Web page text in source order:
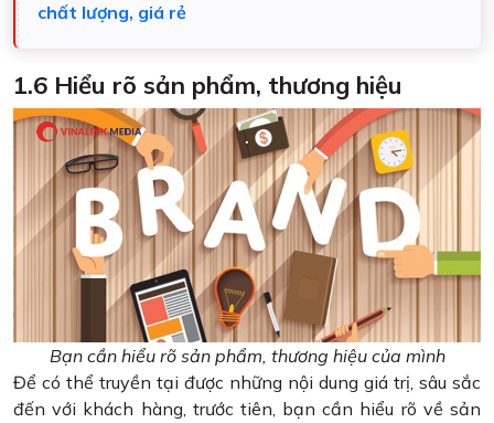
chất lượng, giá rẻ
1.6 Hiểu rõ sản phẩm, thương hiệu
Bạn cần hiểu rõ sản phẩm, thương hiệu của mình
Để có thể truyền tại được những nội dung giá trị, sâu sắc
đến với khách hàng, trước tiên, bạn cần hiểu rõ về sản